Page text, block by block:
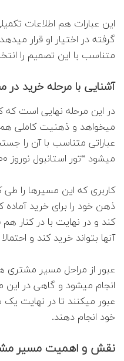
این عبارات هم اطلاعات
گرفته در اختیار او قرار
متناسب با این تصمیم را
آشنایی با مرحله خرید
در این مرحله نهایی است که
میخواهد و ذهنیت کاملی هم
عباراتی متناسب با آن را
میشود “تور استانبول نوروز ۱۴۰۰” و “تور استانبول ارزان” و …
کاربری که این مسیرها را
ذهن خود را برای خرید آماده
کند و در نهایت با در کنار
آنها بتواند خرید کند و
عبور از مراحل مسیر مشتری
انجام میشود و گاهی در
عبور میکنند تا در نهایت
خود انجام دهند.
نقش و اهمیت مسیر